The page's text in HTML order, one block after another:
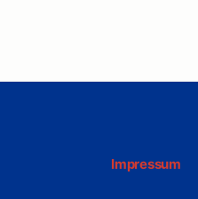
Impressum